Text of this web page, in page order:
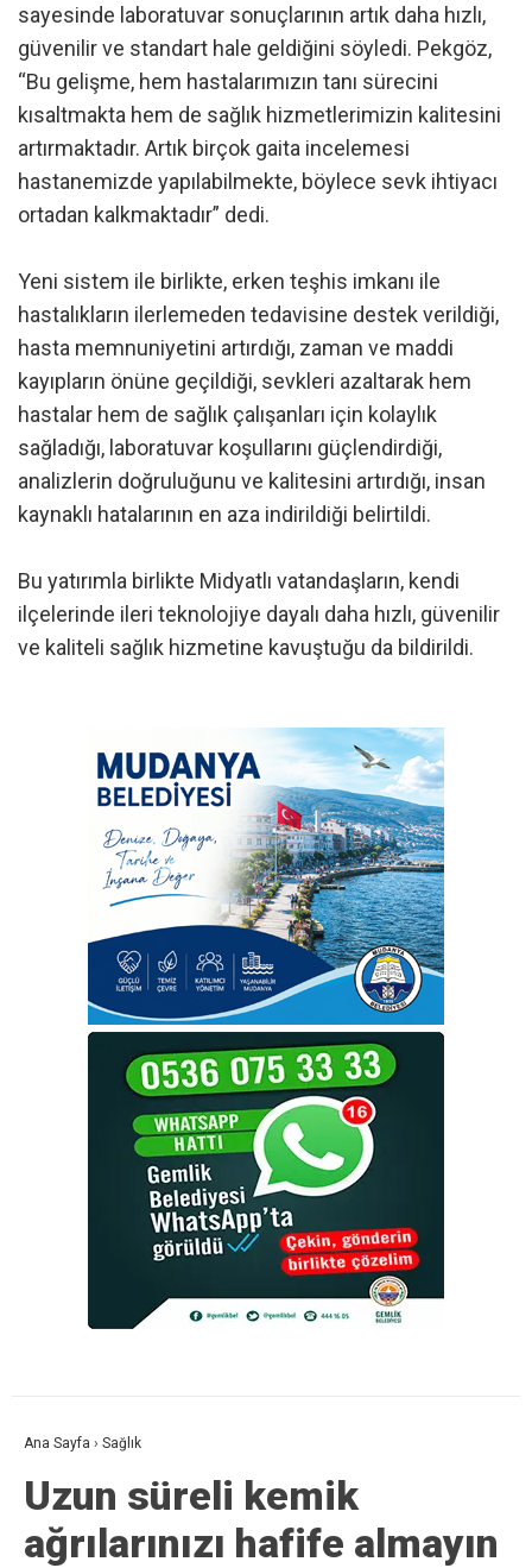
sayesinde laboratuvar sonuçlarının artık daha hızlı,
güvenilir ve standart hale geldiğini söyledi. Pekgöz,
“Bu gelişme, hem hastalarımızın tanı sürecini
kısaltmakta hem de sağlık hizmetlerimizin kalitesini
artırmaktadır. Artık birçok gaita incelemesi
hastanemizde yapılabilmekte, böylece sevk ihtiyacı
ortadan kalkmaktadır” dedi.
Yeni sistem ile birlikte, erken teşhis imkanı ile
hastalıkların ilerlemeden tedavisine destek verildiği,
hasta memnuniyetini artırdığı, zaman ve maddi
kayıpların önüne geçildiği, sevkleri azaltarak hem
hastalar hem de sağlık çalışanları için kolaylık
sağladığı, laboratuvar koşullarını güçlendirdiği,
analizlerin doğruluğunu ve kalitesini artırdığı, insan
kaynaklı hatalarının en aza indirildiği belirtildi.
Bu yatırımla birlikte Midyatlı vatandaşların, kendi
ilçelerinde ileri teknolojiye dayalı daha hızlı, güvenilir
ve kaliteli sağlık hizmetine kavuştuğu da bildirildi.
Ana Sayfa › Sağlık
Uzun süreli kemik
ağrılarınızı hafife almayın